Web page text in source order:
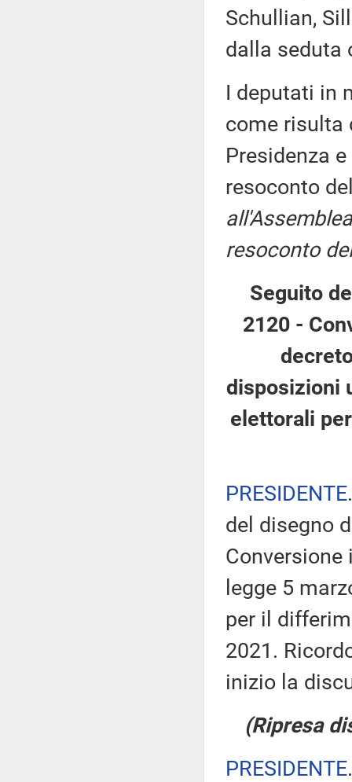
Schullian,
dalla seduta
I deputati in
come risulta
Presidenza
resoconto
resoconto
Seguito
2120 -
disposizioni
elettorali
PRESIDENTE
del disegno
Conversione
legge 5
per il
2021.
inizio la
(Ripresa
PRESIDENTE